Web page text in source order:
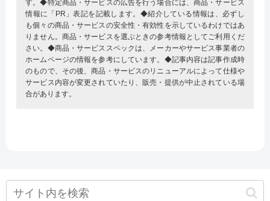
す。◆特定商品・サービスの広告を行う場合には、商品・サービス
情報に「PR」表記を記載します。◆紹介している情報は、必ずし
も個々の商品・サービスの安全性・有効性を示しているわけではあ
りません。商品・サービスを選ぶときの参考情報としてご利用くだ
さい。◆商品・サービススペックは、メーカーやサービス事業者の
ホームページの情報を参考にしています。◆記事内容は記事作成時
のもので、その後、商品・サービスのリニューアルによって仕様や
サービス内容が変更されていたり、販売・提供が中止されている場
合があります。